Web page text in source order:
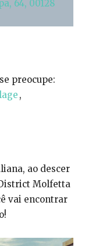
64, 00128
preocupe:
,
ao descer
Molfetta
vai encontrar